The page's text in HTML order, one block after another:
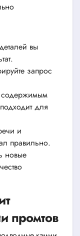
вы
запрос
содержимым
для
и
правильно.
новые
промтов